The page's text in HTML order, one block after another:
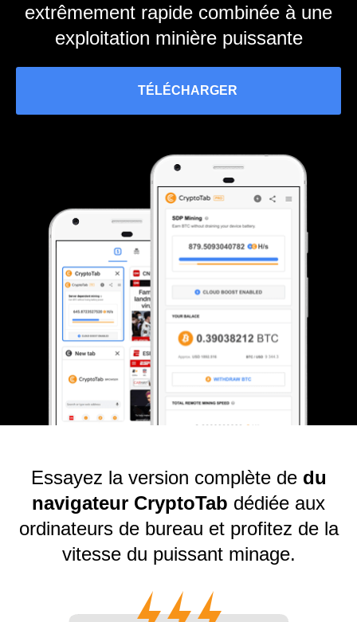
extrêmement rapide combinée à une
exploitation minière puissante
TÉLÉCHARGER
Essayez la version complète de du
navigateur CryptoTab dédiée aux
ordinateurs de bureau et profitez de la
vitesse du puissant minage.